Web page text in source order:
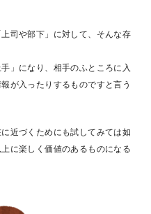
司や部下」に対して、そんな存
」になり、相手のふところに入
が入ったりするものですと言う
近づくためにも試してみては如
に楽しく価値のあるものになる